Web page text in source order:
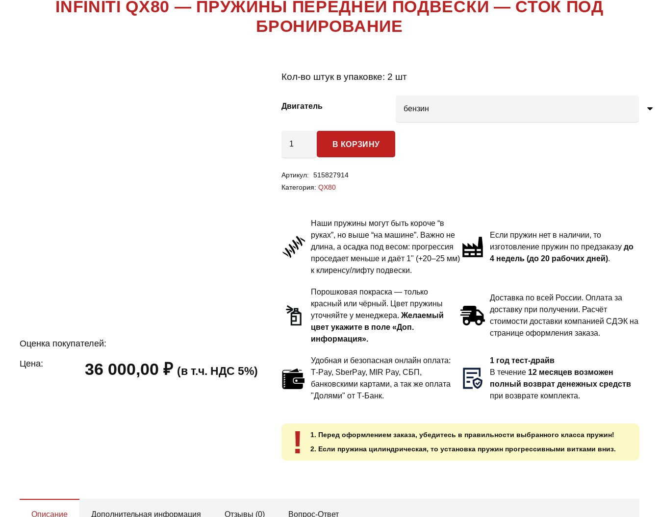
INFINITI QX80 — ПРУЖИНЫ ПЕРЕДНЕЙ ПОДВЕСКИ — СТОК ПОД
БРОНИРОВАНИЕ
Оценка покупателей:
Цена: 36 000,00₽ (в т.ч. НДС 5%)
Кол-во штук в упаковке: 2 шт
Двигатель
QX80
-
передней
подвески
сток
бронирование
В КОРЗИНУ
Артикул:
515827914
Категория:QX80
Наши пружины могут быть короче “в
руках”, но выше “на машине”. Важно не
длина, а осадка под весом: прогрессия
проседает меньше и даёт 1" (+20–25 мм)
к клиренсу/лифту подвески.
Если пружин нет в наличии, то
изготовление пружин по предзаказудо
4 недель (до 20 рабочих дней).
Порошковая покраска — только
красный или чёрный. Цвет пружины
уточняйте у менеджера.Желаемый
цвет укажите в поле «Доп.
информация».
Доставка по всей России. Оплата за
доставку при получении. Расчёт
стоимости доставки компанией СДЭК на
странице оформления заказа.
Удобная и безопасная онлайн оплата:
T‑Pay, SberPay, MIR Pay, СБП,
банковскими картами, а так же оплата
"Долями" от Т-Банк.
1 год тест-драйв
В течение 12 месяцев возможен
полный возврат денежных средств
при возврате комплекта.
!
1. Перед оформлением заказа, убедитесь в правильности выбранного класса пружин!
2. Если пружина цилиндрическая, то установка пружин прогрессивными витками вниз.
Описание Дополнительная информация Отзывы (0) Вопрос-Ответ